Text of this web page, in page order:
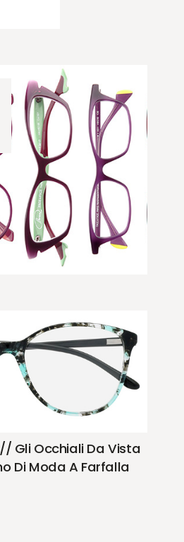
Gli Occhiali Da Vista
Di Moda A Farfalla